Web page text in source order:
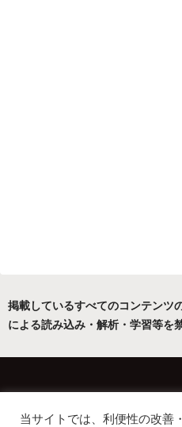
掲載しているすべてのコンテンツ
による読み込み・解析・学習等を
プライバシーポ
当サイトでは、利便性の改善